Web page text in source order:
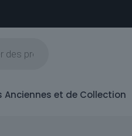
Anciennes et de Collection